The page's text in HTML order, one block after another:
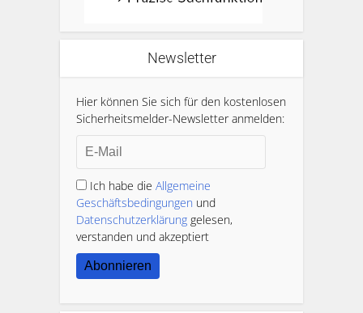
Newsletter
Hier können Sie sich für den kostenlosen
Sicherheitsmelder-Newsletter anmelden:
Ich habe die Allgemeine
Geschäftsbedingungen und
Datenschutzerklärung gelesen,
verstanden und akzeptiert
Abonnieren